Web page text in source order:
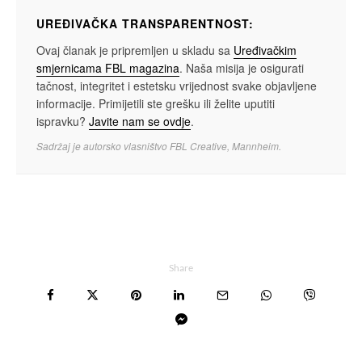
UREĐIVAČKA TRANSPARENTNOST:
Ovaj članak je pripremljen u skladu sa Uređivačkim
smjernicama FBL magazina. Naša misija je osigurati
tačnost, integritet i estetsku vrijednost svake objavljene
informacije. Primijetili ste grešku ili želite uputiti
ispravku? Javite nam se ovdje.
Sadržaj je autorsko vlasništvo FBL Creative, Mannheim.
Share